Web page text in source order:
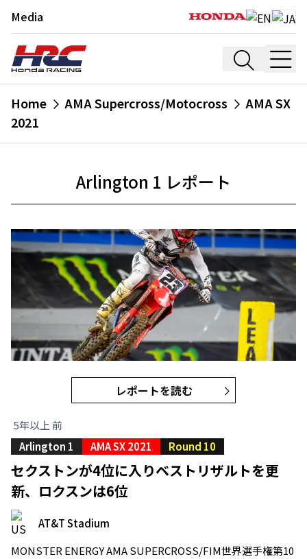
Media
Home AMA Supercross/Motocross
AMA SX
2021
Arlington 1 レポート
レポートを読む
5年以上 前
Arlington 1
AMA SX 2021 Round 10
セクストンが4位に入りベストリザルトを更
新、ロクスンは6位
AT&T Stadium
MONSTER ENERGY AMA SUPERCROSS/FIM世界選手権第10